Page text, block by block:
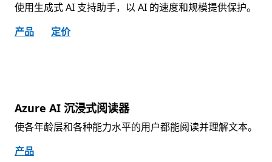
使用生成式 AI 支持助手，以 AI 的速度和规模提供保护。
产品
定价
Azure AI 沉浸式阅读器
使各年龄层和各种能力水平的用户都能阅读并理解文本。
产品